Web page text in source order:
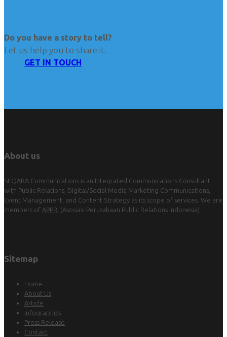
Do you have a story to tell?
Let us help you to share it.
GET IN TOUCH
About us
SEQARA Communications is an Integrated Communications Consultant
with Public Relations, Digital/Social Media Marketing Communications,
Event Management, and Content Strategy as its scope of services. We are
members of APPRI (Asosiasi Perusahaan Public Relations Indonesia).
Sitemap
Home
About Us
Article
Infographics
Press Release
Contact